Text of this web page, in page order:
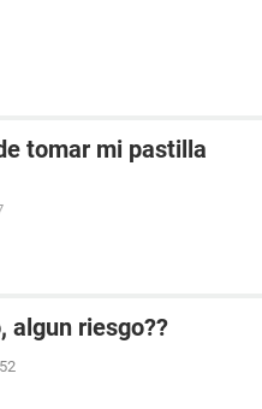
tomar mi pastilla
algun riesgo??